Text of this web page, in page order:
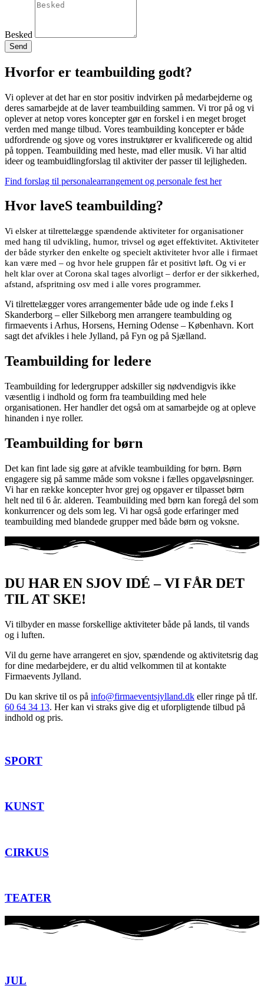
Besked
Send
Hvorfor er teambuilding godt?
Vi oplever at det har en stor positiv indvirken på medarbejderne og
deres samarbejde at de laver teambuilding sammen. Vi tror på og vi
oplever at netop vores koncepter gør en forskel i en meget broget
verden med mange tilbud. Vores teambuilding koncepter er både
udfordrende og sjove og vores instruktører er kvalificerede og altid
på toppen. Teambuilding med heste, mad eller musik. Vi har altid
ideer og teambuidlingforslag til aktiviter der passer til lejligheden.
Find forslag til personalearrangement og personale fest her
Hvor laveS teambuilding?
Vi elsker at tilrettelægge spændende aktiviteter for organisationer
med hang til udvikling, humor, trivsel og øget effektivitet. Aktiviteter
der både styrker den enkelte og specielt aktiviteter hvor alle i firmaet
kan være med – og hvor hele gruppen får et positivt løft. Og vi er
helt klar over at Corona skal tages alvorligt – derfor er der sikkerhed,
afstand, afspritning osv med i alle vores programmer.
Vi tilrettelægger vores arrangementer både ude og inde f.eks I
Skanderborg – eller Silkeborg men arrangere teambulding og
firmaevents i Arhus, Horsens, Herning Odense – København. Kort
sagt det afvikles i hele Jylland, på Fyn og på Sjælland.
Teambuilding for ledere
Teambuilding for ledergrupper adskiller sig nødvendigvis ikke
væsentlig i indhold og form fra teambuilding med hele
organisationen. Her handler det også om at samarbejde og at opleve
hinanden i nye roller.
Teambuilding for børn
Det kan fint lade sig gøre at afvikle teambuilding for børn. Børn
engagere sig på samme måde som voksne i fælles opgaveløsninger.
Vi har en række koncepter hvor grej og opgaver er tilpasset børn
helt ned til 6 år. alderen. Teambuilding med børn kan foregå del som
konkurrencer og dels som leg. Vi har også gode erfaringer med
teambuilding med blandede grupper med både børn og voksne.
DU HAR EN SJOV IDÉ – VI FÅR DET
TIL AT SKE!
Vi tilbyder en masse forskellige aktiviteter både på lands, til vands
og i luften.
Vil du gerne have arrangeret en sjov, spændende og aktivitetsrig dag
for dine medarbejdere, er du altid velkommen til at kontakte
Firmaevents Jylland.
Du kan skrive til os på info@firmaeventsjylland.dk eller ringe på tlf.
60 64 34 13. Her kan vi straks give dig et uforpligtende tilbud på
indhold og pris.
SPORT
KUNST
CIRKUS
TEATER
JUL